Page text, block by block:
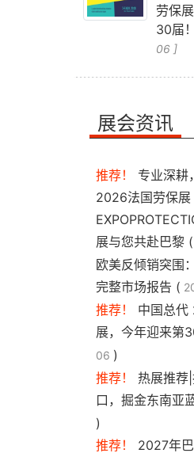
劳保
30届！
06 ]
展会资讯
推荐！
专业深耕
2026法国劳保展
展与您共赴巴黎 (
欧美反倾销突围
完整市场报告 (
推荐！
中国总
展，今年迎来第
06 )
推荐！
热展推荐
口，掘金东南亚
)
推荐！
2027年